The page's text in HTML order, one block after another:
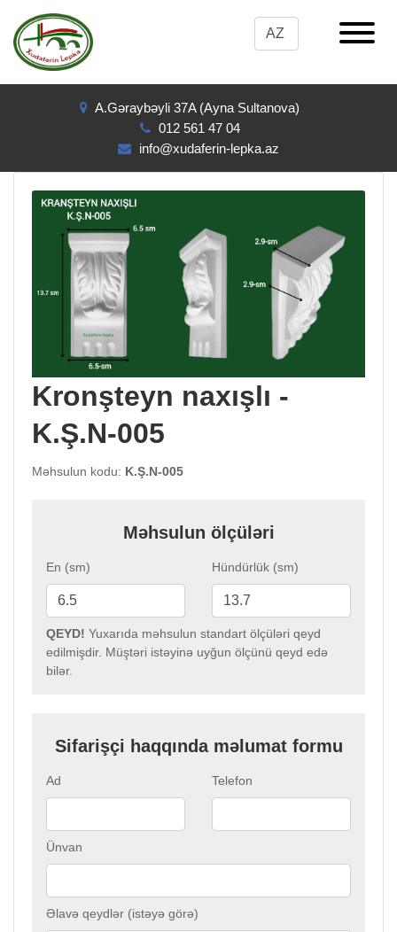
A.Gəraybəyli 37A (Ayna Sultanova)
012 561 47 04
info@xudaferin-lepka.az
Kronşteyn naxışlı -
K.Ş.N-005
Məhsulun kodu: K.Ş.N-005
Məhsulun ölçüləri
En (sm) Hündürlük (sm)
QEYD! Yuxarıda məhsulun standart ölçüləri qeyd
edilmişdir. Müştəri istəyinə uyğun ölçünü qeyd edə
bilər.
Sifarişçi haqqında məlumat formu
Ad Telefon
Ünvan
Əlavə qeydlər (istəyə görə)